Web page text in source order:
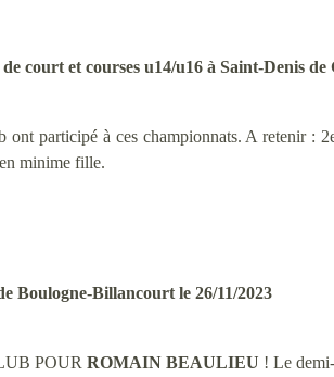
court et courses u14/u16 à Saint-Denis de
ont participé à ces championnats. A retenir :
en minime fille.
Boulogne-Billancourt le 26/11/2023
POUR ROMAIN BEAULIEU ! Le